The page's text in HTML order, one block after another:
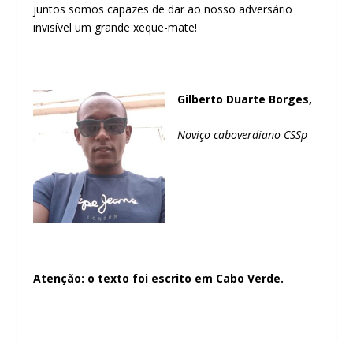
juntos somos capazes de dar ao nosso adversário
invisível um grande xeque-mate!
Gilberto Duarte Borges,
Noviço caboverdiano CSSp
Atenção: o texto foi escrito em Cabo Verde.